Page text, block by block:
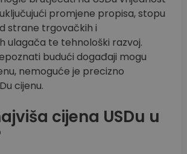
promjene propisa, stopu
strane trgovačkih i
ulagača te tehnološki razvoj.
budući događaji mogu
nemoguće je precizno
cijenu.
cijena USDu u